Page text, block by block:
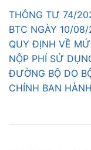
THÔNG TƯ 74/
BTC NGÀY 10/
QUY ĐỊNH VỀ
NỘP PHÍ SỬ
ĐƯỜNG BỘ DO
CHÍNH BAN HÀNH